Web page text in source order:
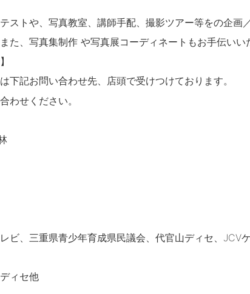
ストや、写真教室、講師手配、撮影ツアー等をの企画
た、写真集制作 や写真展コーディネートもお手伝いい
下記お問い合わせ先、店頭で受けつけております。
わせください。
ビ、三重県青少年育成県民議会、代官山ディセ、JCV
ィセ他